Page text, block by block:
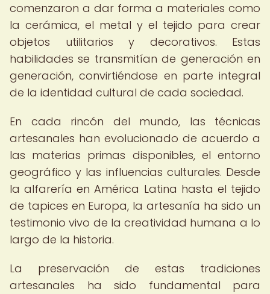
comenzaron a dar forma a materiales como
la cerámica, el metal y el tejido para crear
objetos utilitarios y decorativos. Estas
habilidades se transmitían de generación en
generación, convirtiéndose en parte integral
de la identidad cultural de cada sociedad.
En cada rincón del mundo, las técnicas
artesanales han evolucionado de acuerdo a
las materias primas disponibles, el entorno
geográfico y las influencias culturales. Desde
la alfarería en América Latina hasta el tejido
de tapices en Europa, la artesanía ha sido un
testimonio vivo de la creatividad humana a lo
largo de la historia.
La preservación de estas tradiciones
artesanales ha sido fundamental para